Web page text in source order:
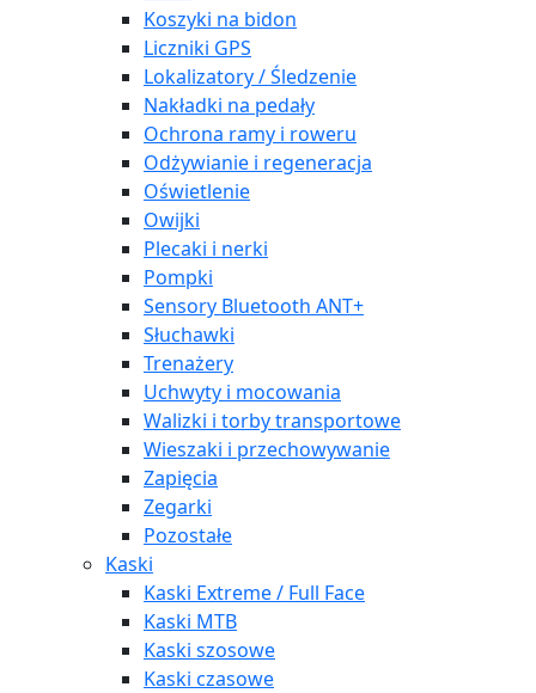
Koszyki na bidon
Liczniki GPS
Lokalizatory / Śledzenie
Nakładki na pedały
Ochrona ramy i roweru
Odżywianie i regeneracja
Oświetlenie
Owijki
Plecaki i nerki
Pompki
Sensory Bluetooth ANT+
Słuchawki
Trenażery
Uchwyty i mocowania
Walizki i torby transportowe
Wieszaki i przechowywanie
Zapięcia
Zegarki
Pozostałe
Kaski
Kaski Extreme / Full Face
Kaski MTB
Kaski szosowe
Kaski czasowe